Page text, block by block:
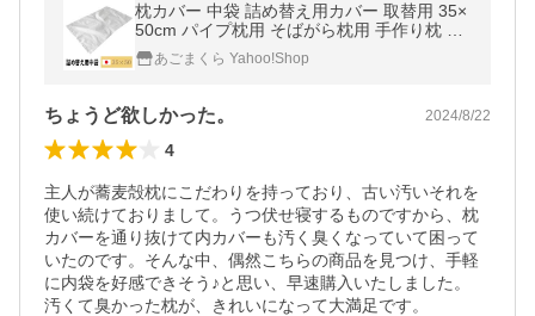
枕カバー 中袋 詰め替え用カバー 取替用 35×
50cm パイプ枕用 そばがら枕用 手作り枕 手
作りまくら 業務用 品質表示なし 洗濯表示な
しあごまくら Yahoo!Shop
ちょうど欲しかった。 2024/8/22
4
主人が蕎麦殻枕にこだわりを持っており、古い汚いそれを
使い続けておりまして。うつ伏せ寝するものですから、枕
カバーを通り抜けて内カバーも汚く臭くなっていて困って
いたのです。そんな中、偶然こちらの商品を見つけ、手軽
に内袋を好感できそう♪と思い、早速購入いたしました。
汚くて臭かった枕が、きれいになって大満足です。